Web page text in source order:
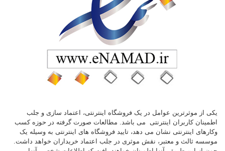
یکی از موثرترین عوامل در یک فروشگاه اینترنتی، اعتماد سازی و جلب
اطمینان کاربران اینترنتی می باشد. مطالعات صورت گرفته در حوزه کسب
وکارهای اینترنتی نشان می دهد، تایید فروشگاه های اینترنتی به وسیله یک
موسسه ثالث و معتبر، نقش موثری در جلب اعتماد خریداران خواهد داشت.